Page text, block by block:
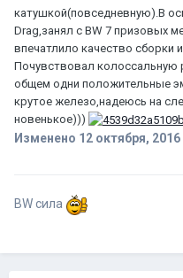
катушкой(повседневную).В
Drag,занял с BW 7 призовых
впечатлило качество сборки
Почувствовал колоссальную
общем одни положительные
крутое железо,надеюсь на
новенькое)))
Изменено 12 октября, 2016
BW сила